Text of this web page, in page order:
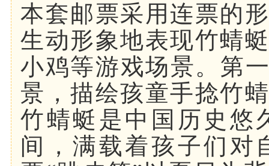
本套邮票采用连票的
生动形象地表现竹蜻
小鸡等游戏场景。第
景，描绘孩童手捻竹
竹蜻蜓是中国历史悠
间，满载着孩子们对